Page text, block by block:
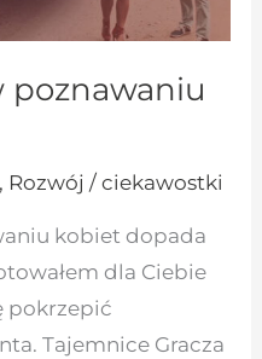
poznawaniu
, Rozwój / ciekawostki
kobiet dopada
dla Ciebie
pokrzepić
Tajemnice Gracza